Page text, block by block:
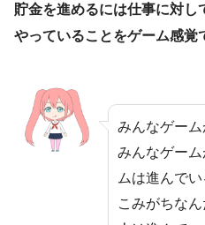
貯金を進めるには仕事に対
やっていることをゲーム感覚
みんなゲー
みんなゲー
ムは進んで
こみがちな